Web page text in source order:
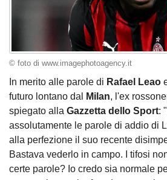
© foto di www.imagephotoagency.it
In merito alle parole di Rafael Leao
futuro lontano dal
Milan, l'ex
spiegato alla Gazzetta dello Sport:
assolutamente le parole di addio di
alla perfezione il suo recente
Bastava vederlo in campo. I tifosi
certe parole? Io credo sia normale